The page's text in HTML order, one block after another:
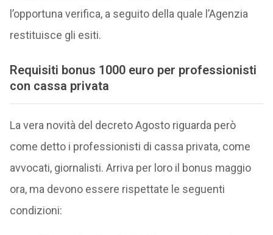
l’opportuna verifica, a seguito della quale l’Agenzia
restituisce gli esiti.
Requisiti bonus 1000 euro per professionisti
con cassa privata
La vera novità del decreto Agosto riguarda però
come detto i professionisti di cassa privata, come
avvocati, giornalisti. Arriva per loro il bonus maggio
ora, ma devono essere rispettate le seguenti
condizioni: